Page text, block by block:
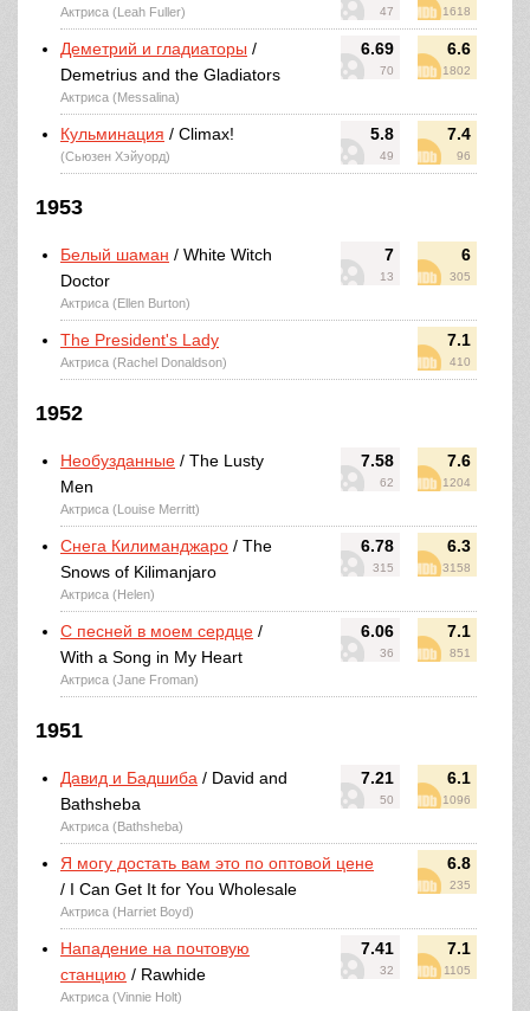
47 1618
Актриса (Leah Fuller)
6.69
70
6.6
1802
Деметрий и гладиаторы /
Demetrius and the Gladiators
Актриса (Messalina)
5.8
49
7.4
96
Кульминация / Climax!
(Сьюзен Хэйуорд)
1953
7
13
6
305
Белый шаман / White Witch
Doctor
Актриса (Ellen Burton)
7.1
410
The President's Lady
Актриса (Rachel Donaldson)
1952
7.58
62
7.6
1204
Необузданные / The Lusty
Men
Актриса (Louise Merritt)
6.78
315
6.3
3158
Снега Килиманджаро / The
Snows of Kilimanjaro
Актриса (Helen)
6.06
36
7.1
851
С песней в моем сердце /
With a Song in My Heart
Актриса (Jane Froman)
1951
7.21
50
6.1
1096
Давид и Бадшиба / David and
Bathsheba
Актриса (Bathsheba)
6.8
235
Я могу достать вам это по оптовой цене
/ I Can Get It for You Wholesale
Актриса (Harriet Boyd)
7.41
32
7.1
1105
Нападение на почтовую
станцию / Rawhide
Актриса (Vinnie Holt)